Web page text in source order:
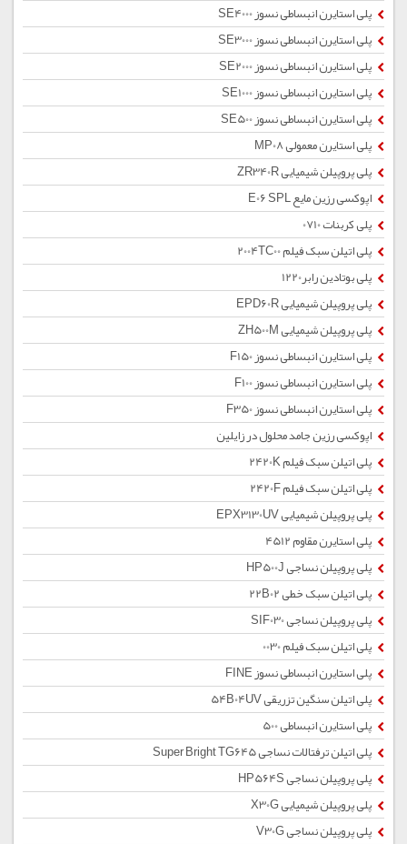
پلی استایرن انبساطی نسوز SE4000
پلی استایرن انبساطی نسوز SE3000
پلی استایرن انبساطی نسوز SE2000
پلی استایرن انبساطی نسوز SE1000
پلی استایرن انبساطی نسوز SE500
پلی استایرن معمولی MP08
پلی پروپیلن شیمیایی ZR340R
اپوکسی رزین مایع E06 SPL
پلی کربنات 0710
پلی اتیلن سبک فیلم 2004TC00
پلی بوتادین رابر1220
پلی پروپیلن شیمیایی EPD60R
پلی پروپیلن شیمیایی ZH500M
پلی استایرن انبساطی نسوز F150
پلی استایرن انبساطی نسوز F100
پلی استایرن انبساطی نسوز F350
اپوکسی رزین جامد محلول در زایلین
پلی اتیلن سبک فیلم 2420K
پلی اتیلن سبک فیلم 2420F
پلی پروپیلن شیمیایی EPX3130UV
پلی استایرن مقاوم 4512
پلی پروپیلن نساجی HP500J
پلی اتیلن سبک خطی 22B02
پلی پروپیلن نساجی SIF030
پلی اتیلن سبک فیلم 0030
پلی استایرن انبساطی نسوز FINE
پلی اتیلن سنگین تزریقی 54B04UV
پلی استایرن انبساطی 500
پلی اتیلن ترفتالات نساجی Super Bright TG645
پلی پروپیلن نساجی HP564S
پلی پروپیلن شیمیایی X30G
پلی پروپیلن نساجی V30G